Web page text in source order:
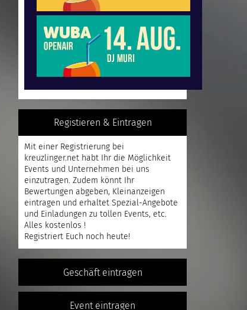
Registieren & Eintragen
Mit einer Registrierung bei
kreuzlinger.net habt Ihr die Möglichkeit
Events und Unternehmen bei uns
einzutragen. Zudem könnt Ihr
Bewertungen abgeben, Kleinanzeigen
eintragen und erhaltet Spezial-Angebote
und Einladungen zu tollen Events, etc.
Alles kostenlos !
Registriert Euch noch heute!
Geschäft eintragen
Event eintragen